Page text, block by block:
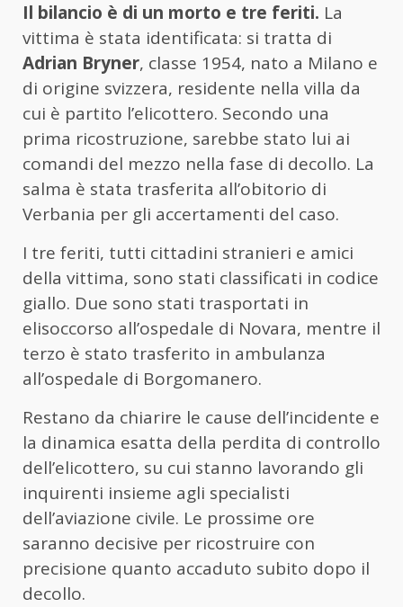
Il bilancio è di un morto e tre feriti. La
vittima è stata identificata: si tratta di
Adrian Bryner, classe 1954, nato a Milano e
di origine svizzera, residente nella villa da
cui è partito l’elicottero. Secondo una
prima ricostruzione, sarebbe stato lui ai
comandi del mezzo nella fase di decollo. La
salma è stata trasferita all’obitorio di
Verbania per gli accertamenti del caso.
I tre feriti, tutti cittadini stranieri e amici
della vittima, sono stati classificati in codice
giallo. Due sono stati trasportati in
elisoccorso all’ospedale di Novara, mentre il
terzo è stato trasferito in ambulanza
all’ospedale di Borgomanero.
Restano da chiarire le cause dell’incidente e
la dinamica esatta della perdita di controllo
dell’elicottero, su cui stanno lavorando gli
inquirenti insieme agli specialisti
dell’aviazione civile. Le prossime ore
saranno decisive per ricostruire con
precisione quanto accaduto subito dopo il
decollo.